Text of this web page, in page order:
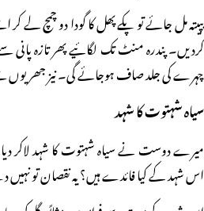
پپیتہ مل جائے تو پکے پھل کا گودا دو چمچ
کردیں۔ پندرہ منٹ تک لگائیے پھر تازہ پانی
چہرے کی جلد صاف ہوجائے گی۔ نیز جھریوں
سیاہ شہتوت کا شہد
میرے دوست نے سیاہ شہتوت کا شہد لاکر
اس شہد کے کیا فائدے ہیں؟ یہ نقصان تو نہیں